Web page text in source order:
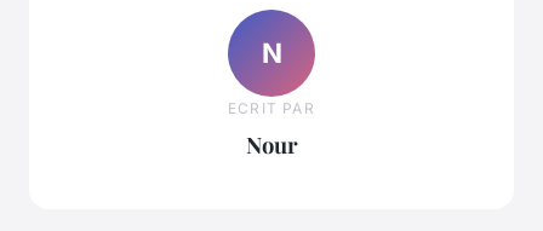
N
ECRIT PAR
Nour